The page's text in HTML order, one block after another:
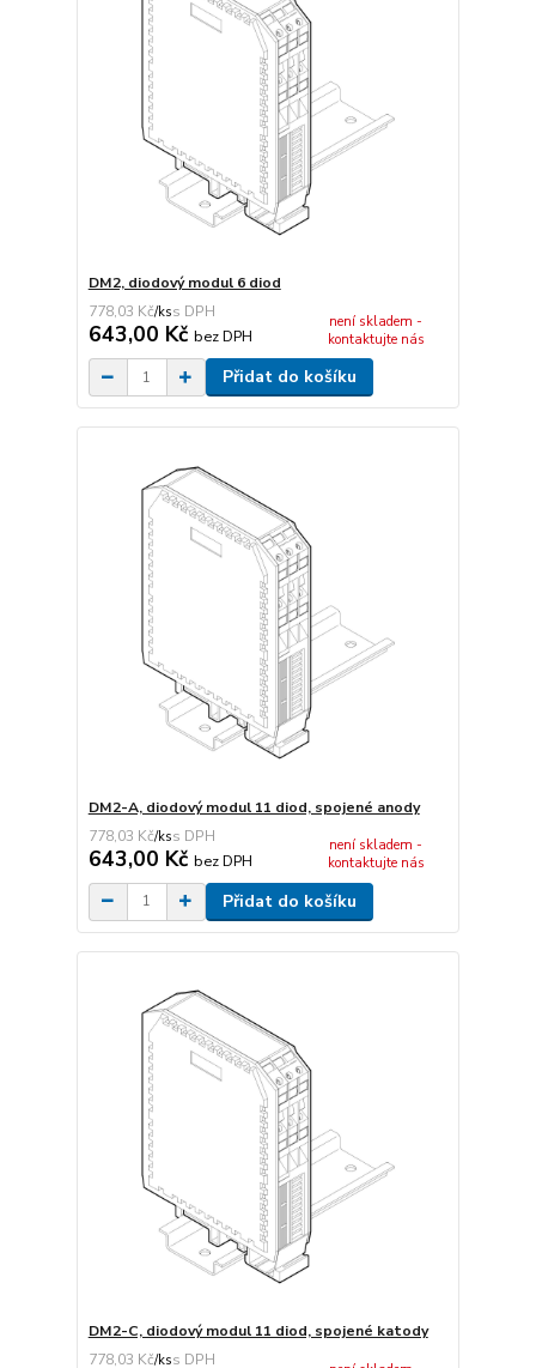
DM2, diodový modul 6 diod
778,03 Kč/ks
643,00 Kč bez DPH
není skladem -
kontaktujte nás
Přidat do košíku
DM2-A, diodový modul 11 diod, spojené anody
778,03 Kč/ks
643,00 Kč bez DPH
není skladem -
kontaktujte nás
Přidat do košíku
DM2-C, diodový modul 11 diod, spojené katody
778,03 Kč/ks